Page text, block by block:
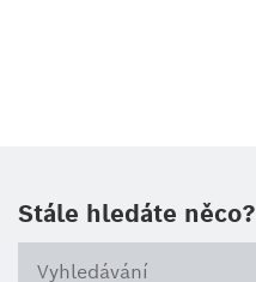
Stále hledáte něco?